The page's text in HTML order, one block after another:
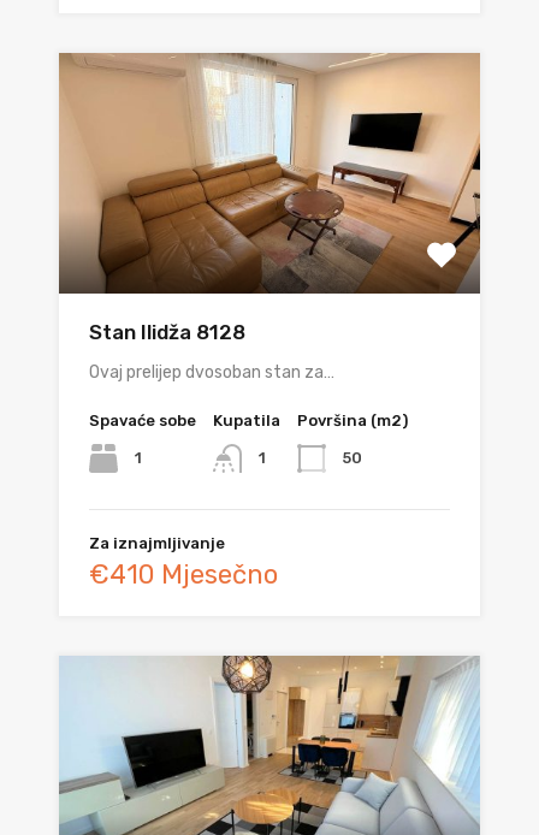
Stan Ilidža 8128
Ovaj prelijep dvosoban stan za…
Spavaće sobe
1
Kupatila
1
Površina (m2)
50
Za iznajmljivanje
€410 Mjesečno